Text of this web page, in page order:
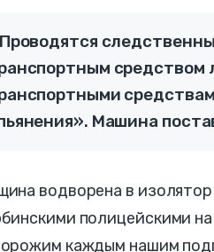
средством
Машина
водворена в изолятор
полицейскими
каждым нашим